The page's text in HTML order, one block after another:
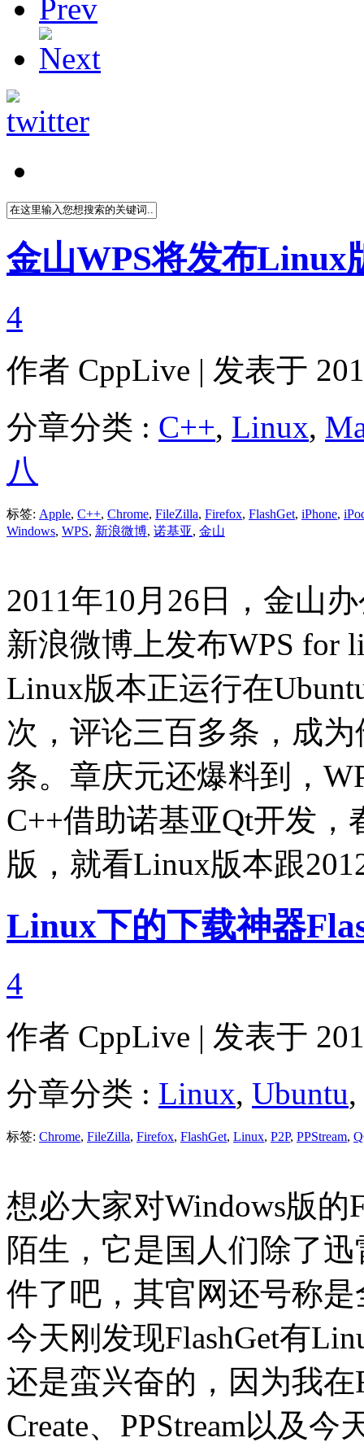
金山WPS将发布Linux
4
作者 CppLive | 发表于
分章分类 : C++, Linux,
八
标签: Apple, C++, Chrome, FileZilla, Firefox, FlashGet, iPhone,
Windows, WPS, 新浪微博, 诺基亚, 金山
2011年10月26日，金山
新浪微博上发布WPS for
Linux版本正运行在
次，评论三百多条，成
条。章庆元还爆料到，
C++借助诺基亚Qt开发
版，就看Linux版本跟
Linux下的下载神器
4
作者 CppLive | 发表于
分章分类 : Linux, Ubuntu,
标签: Chrome, FileZilla, Firefox, FlashGet, Linux, P2P, PPStream,
想必大家对Windows版的
陌生，它是国人们除了
件了吧，其官网还号称
今天刚发现FlashGet有
还是蛮兴奋的，因为我在
Create、PPStream以及